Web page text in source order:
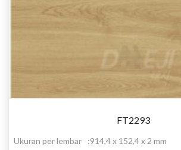
FT2293
Ukuran per lembar :914,4 x 152,4 x 2 mm